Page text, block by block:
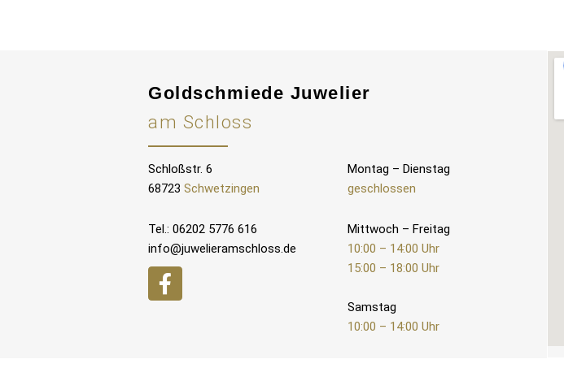
Goldschmiede Juwelier
am Schloss
Schloßstr. 6
68723 Schwetzingen
Tel.: 06202 5776 616
info@juwelieramschloss.de
Montag – Dienstag
geschlossen
Mittwoch – Freitag
10:00 – 14:00 Uhr
15:00 – 18:00 Uhr
Samstag
10:00 – 14:00 Uhr